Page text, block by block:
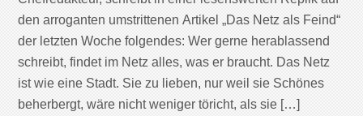
den arroganten umstrittenen Artikel „Das Netz als Feind“
der letzten Woche folgendes: Wer gerne herablassend
schreibt, findet im Netz alles, was er braucht. Das Netz
ist wie eine Stadt. Sie zu lieben, nur weil sie Schönes
beherbergt, wäre nicht weniger töricht, als sie […]